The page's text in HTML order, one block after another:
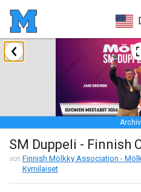
SM Duppeli - Finnish
von Finnish Mölkky Association -
Kymilaiset
Januar 2025
Tournoi Mixte
18. Jan. 2025 Frankreich
Indoor Polish Open
18. Jan. 2025 |Polen
Tournoi de St Max
19. Jan. 2025|Frankreich